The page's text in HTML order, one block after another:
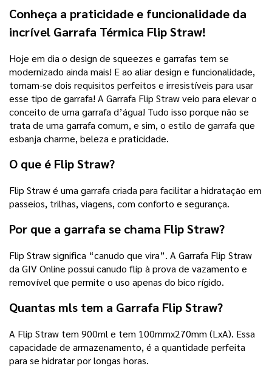
Conheça a praticidade e funcionalidade da
incrível Garrafa Térmica Flip Straw!
Hoje em dia o design de squeezes e garrafas tem se
modernizado ainda mais! E ao aliar design e funcionalidade,
tornam-se dois requisitos perfeitos e irresistíveis para usar
esse tipo de garrafa! A Garrafa Flip Straw veio para elevar o
conceito de uma garrafa d’água! Tudo isso porque não se
trata de uma garrafa comum, e sim, o estilo de garrafa que
esbanja charme, beleza e praticidade.
O que é Flip Straw?
Flip Straw é uma garrafa criada para facilitar a hidratação em
passeios, trilhas, viagens, com conforto e segurança.
Por que a garrafa se chama Flip Straw?
Flip Straw significa “canudo que vira”. A Garrafa Flip Straw
da GIV Online possui canudo flip à prova de vazamento e
removível que permite o uso apenas do bico rígido.
Quantas mls tem a Garrafa Flip Straw?
A Flip Straw tem 900ml e tem 100mmx270mm (LxA). Essa
capacidade de armazenamento, é a quantidade perfeita
para se hidratar por longas horas.